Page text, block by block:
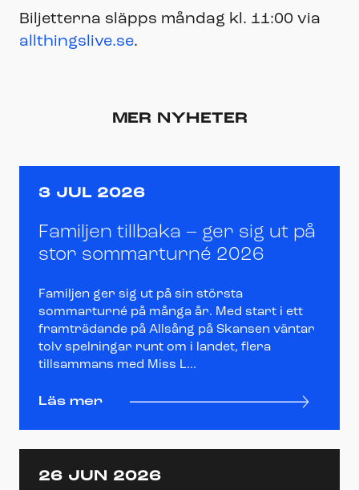
Biljetterna släpps måndag kl. 11:00 via
allthingslive.se.
MER NYHETER
3 JUL 2026
Familjen tillbaka – ger sig ut på
stor sommarturné 2026
Familjen ger sig ut på sin största
sommarturné på många år. Med start i ett
framträdande på Allsång på Skansen väntar
tolv spelningar runt om i landet, flera
tillsammans med Miss L...
Läs mer
26 JUN 2026